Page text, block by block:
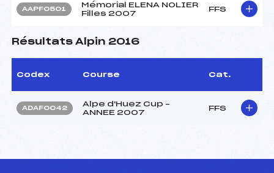
AAPF0501
Mémorial ELENA NOLIER
Filles 2007
FFS
Résultats Alpin 2016
Codex Course Cat.
ADAF0042
Alpe d'Huez Cup –
ANNEE 2007
FFS